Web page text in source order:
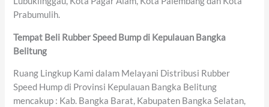
Prabumulih.
Tempat Beli Rubber Speed Bump di Kepulauan Bangka
Belitung
Ruang Lingkup Kami dalam Melayani Distribusi Rubber
Speed Hump di Provinsi Kepulauan Bangka Belitung
mencakup : Kab. Bangka Barat, Kabupaten Bangka Selatan,